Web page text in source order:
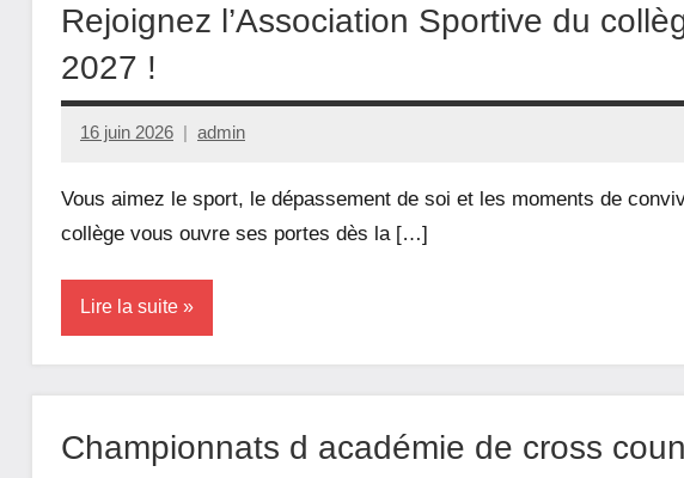
Rejoignez l’Association Sportive du
2027 !
16 juin 2026 admin
Vous aimez le sport, le dépassement de soi et les moments de
collège vous ouvre ses portes dès la […]
Lire la suite
EPS
Championnats d académie de cross